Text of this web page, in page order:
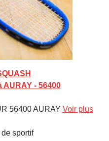
- 56400
56400 AURAY Voir plus
sportif